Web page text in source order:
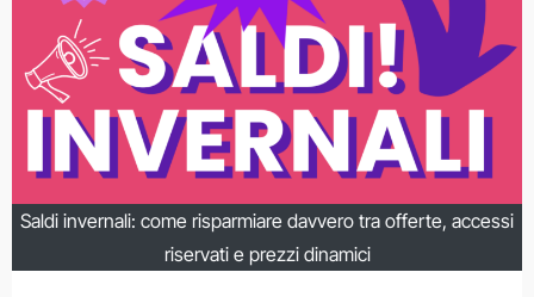
Saldi invernali: come risparmiare davvero tra offerte, accessi
riservati e prezzi dinamici